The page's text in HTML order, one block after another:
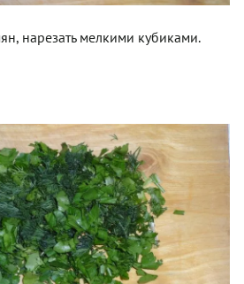
нарезать мелкими кубиками.